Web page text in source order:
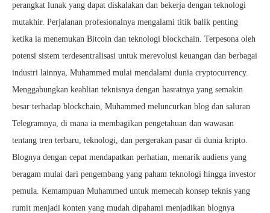
perangkat lunak yang dapat diskalakan dan bekerja dengan teknologi
mutakhir. Perjalanan profesionalnya mengalami titik balik penting
ketika ia menemukan Bitcoin dan teknologi blockchain. Terpesona oleh
potensi sistem terdesentralisasi untuk merevolusi keuangan dan berbagai
industri lainnya, Muhammed mulai mendalami dunia cryptocurrency.
Menggabungkan keahlian teknisnya dengan hasratnya yang semakin
besar terhadap blockchain, Muhammed meluncurkan blog dan saluran
Telegramnya, di mana ia membagikan pengetahuan dan wawasan
tentang tren terbaru, teknologi, dan pergerakan pasar di dunia kripto.
Blognya dengan cepat mendapatkan perhatian, menarik audiens yang
beragam mulai dari pengembang yang paham teknologi hingga investor
pemula. Kemampuan Muhammed untuk memecah konsep teknis yang
rumit menjadi konten yang mudah dipahami menjadikan blognya